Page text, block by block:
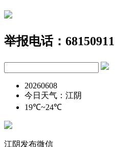
举报电话：68150911
20260608
今日天气：江阴
19℃~24℃
江阴发布微信